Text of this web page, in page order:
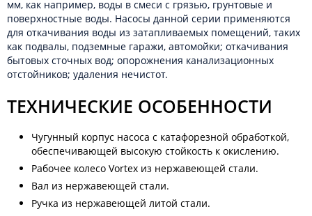
мм, как например, воды в смеси с грязью, грунтовые и
поверхностные воды. Насосы данной серии применяются
для откачивания воды из затапливаемых помещений, таких
как подвалы, подземные гаражи, автомойки; откачивания
бытовых сточных вод; опорожнения канализационных
отстойников; удаления нечистот.
ТЕХНИЧЕСКИЕ ОСОБЕННОСТИ
Чугунный корпус насоса с катафорезной обработкой,
обеспечивающей высокую стойкость к окислению.
Рабочее колесо Vortex из нержавеющей стали.
Вал из нержавеющей стали.
Ручка из нержавеющей литой стали.